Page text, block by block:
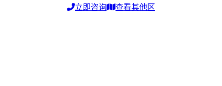
立即咨询 查看其他区